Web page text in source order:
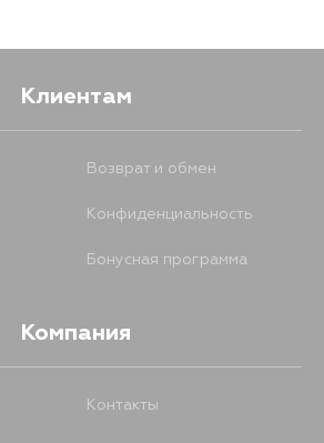
Клиентам
Возврат и обмен
Конфиденциальность
Бонусная программа
Компания
Контакты